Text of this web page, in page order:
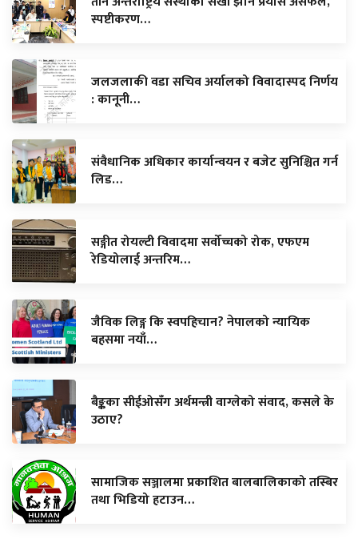
स्पष्टीकरण…
जलजलाकी वडा सचिव अर्यालको विवादास्पद निर्णय
: कानूनी…
संवैधानिक अधिकार कार्यान्वयन र बजेट सुनिश्चित गर्न
लिड…
सङ्गीत रोयल्टी विवादमा सर्वोच्चको रोक, एफएम
रेडियोलाई अन्तरिम…
जैविक लिङ्ग कि स्वपहिचान? नेपालको न्यायिक
बहसमा नयाँ…
बैङ्कका सीईओसँग अर्थमन्त्री वाग्लेको संवाद, कसले के
उठाए?
सामाजिक सञ्जालमा प्रकाशित बालबालिकाको तस्बिर
तथा भिडियो हटाउन…